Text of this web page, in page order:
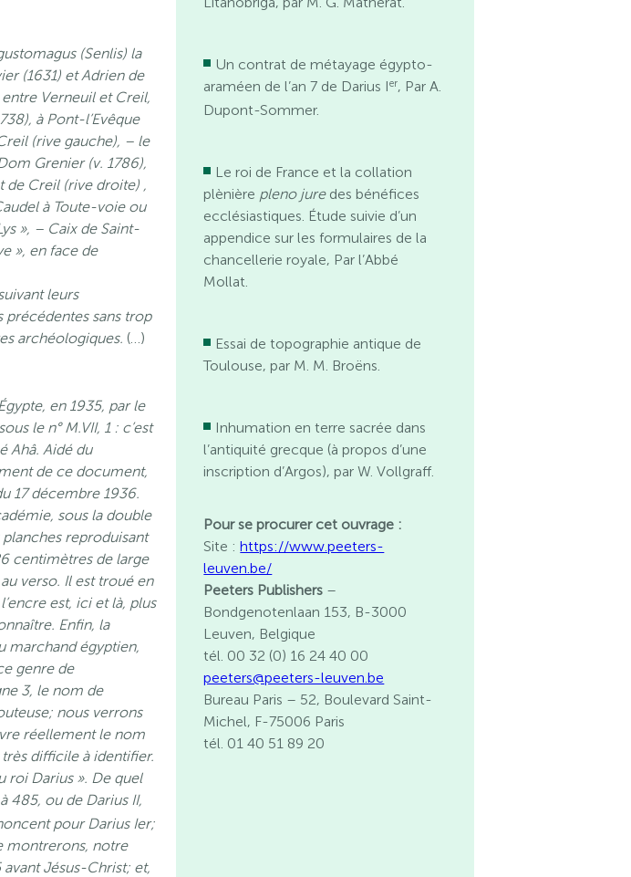
(Senlis) la
(1631) et Adrien de
Verneuil et Creil,
à Pont-l’Evêque
(rive gauche), – le
Grenier (v. 1786),
de Creil (rive droite) ,
à Toute-voie ou
», – Caix de Saint-
», en face de
leurs
précédentes sans trop
archéologiques. (…)
en 1935, par le
le n° M.VII, 1 : c’est
Ahâ. Aidé du
de ce document,
17 décembre 1936.
sous la double
reproduisant
centimètres de large
verso. Il est troué en
est, ici et là, plus
Enfin, la
marchand égyptien,
genre de
3, le nom de
nous verrons
réellement le nom
difficile à identifier.
roi Darius ». De quel
485, ou de Darius II,
pour Darius Ier;
montrerons, notre
Jésus-Christ; et,
Un contrat de métayage égypto-
araméen de l’an 7 de Darius Ier, Par A.
Dupont-Sommer.
Le roi de France et la collation
plènière pleno juredes bénéfices
ecclésiastiques. Étude suivie d’un
appendice sur les formulaires de la
chancellerie royale, Par l’Abbé
Mollat.
Essai de topographie antique de
Toulouse, par M. M. Broëns.
Inhumation en terre sacrée dans
l’antiquité grecque (à propos d’une
inscription d’Argos), par W. Vollgraff.
Pour se procurer cet ouvrage :
Site :https://www.peeters-
leuven.be/
Peeters Publishers –
Bondgenotenlaan 153, B-3000
Leuven, Belgique
tél. 00 32 (0) 16 24 40 00
peeters@peeters-leuven.be
Bureau Paris – 52, Boulevard Saint-
Michel, F-75006 Paris
tél. 01 40 51 89 20